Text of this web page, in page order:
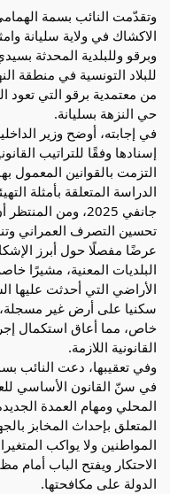
وتقدّمت النائب بسمة
الاكشاك في ولاية سليانة
وبرقو وللبلدية المحدثة
للبلاد التونسية في منطقة
من معتمدية برقو التي تعود
حي النزهة بسليانة.
في إجابته، أوضح وزير
إسنادها وفقًا للتراتيب
التزمت بالقوانين المعمول
جانفي 2025، ومن
تحسين التصرف العمراني
عرضًا مفصلًا حول أبرز
البلديات المعنية، مشيرًا
الأراضي التي أحدثت عليها
سكنيا على أرض غير
خاص، مما أعاق استكمال
القانونية اللازمة.
وفي تعقيبها، دعت النائب
في سنّ القانون الأساسي
المحلي ومهام العمدة
المتعلق بإحداث المخابز
المواطنين ولا يواكب
الاحتكار ويفتح الباب أمام
الدولة على مكافحتها.